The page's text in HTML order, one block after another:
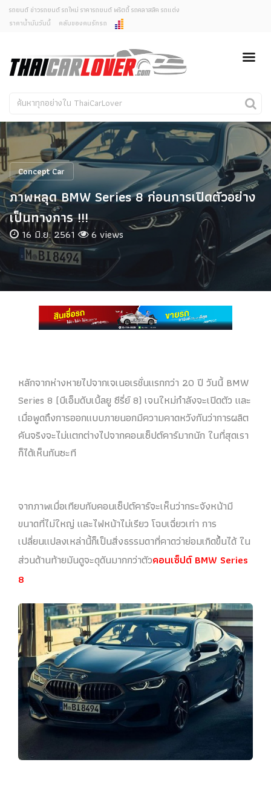
ยกเลิกการแจ้งเตือน
คุณต้องการยกเลิกการแจ้งเตือนข่าวสารเมื่อมีการอัพเดต
ใช่หรือไม่?
ไม่
รถยนต์ ข่าวรถยนต์ รถใหม่ ราคารถยนต์ พริตตี้ รถคลาสสิค รถแต่ง
ราคาน้ำมันวันนี้
คลับของคนรักรถ
รถใหม่
คนรักรถ
รถแต่ง
พริตตี้
งานแสดงรถ
Car In The Movie
สเปคราคา รถยนต์
Concept Car
ภาพหลุด BMW Series 8 ก่อนการเปิดตัวอย่าง
เป็นทางการ !!!
16 มิ.ย. 2561 6 views
หลักจากห่างหายไปจากเจเนอเรชั่นแรกกว่า 20 ปี วันนี้ BMW
Series 8 (บีเอ็มดับเบิ้ลยู ซีรี่ย์ 8) เจนใหม่กำลังจะเปิดตัว และ
เมื่อพูดถึงการออกแบบภายนอกมีความคาดหวังกันว่าการผลิต
คันจริงจะไม่แตกต่างไปจากคอนเซ็ปต์คาร์มากนัก ในที่สุดเรา
ก็ได้เห็นกันซะที
จากภาพเมื่อเทียบกับคอนเซ็ปต์คาร์จะเห็นว่ากระจังหน้ามี
ขนาดที่ไม่ใหญ่ และไฟหน้าไม่เรียว โฉบเฉี่ยวเท่า การ
เปลี่ยนแปลงเหล่านี้ก็เป็นสิ่งธรรมดาที่คาดว่าย่อมเกิดขึ้นได้ ใน
ส่วนด้านท้ายมันดูจะดุดันมากกว่าตัวคอนเซ็ปต์ BMW Series
8